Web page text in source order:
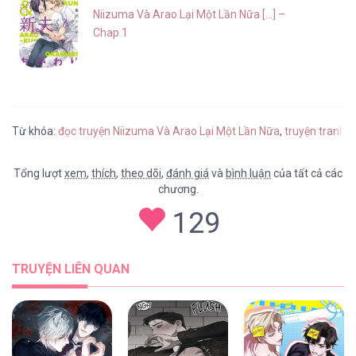
Niizuma Và Arao Lại Một Lần Nữa [...] –
Chap 1
Từ khóa: đọc truyện Niizuma Và Arao Lại Một Lần Nữa, truyện tranh
Tổng lượtxem, thích, theo dõi, đánh giávà bình luận của tất cả các
chương.
129
TRUYỆN LIÊN QUAN